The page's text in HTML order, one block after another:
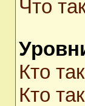
Что
Кто
Кто